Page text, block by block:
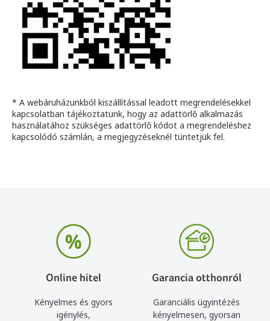
* A webáruházunkból kiszállítással leadott megrendelésekkel
kapcsolatban tájékoztatunk, hogy az adattörlő alkalmazás
használatához szükséges adattörlő kódot a megrendeléshez
kapcsolódó számlán, a megjegyzéseknél tüntetjük fel.
Online hitel
Kényelmes és gyors
igénylés,
Garancia otthonról
Garanciális ügyintézés
kényelmesen, gyorsan